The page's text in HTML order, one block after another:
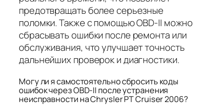
предотвращать более серьезные
поломки. Также с помощью OBD-II можно
сбрасывать ошибки после ремонта или
обслуживания, что улучшает точность
дальнейших проверок и диагностики.
Могу ли я самостоятельно сбросить коды
ошибок через OBD-II после устранения
неисправности на Chrysler PT Cruiser 2006?